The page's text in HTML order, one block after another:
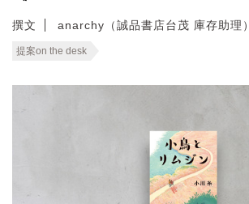
撰文 anarchy（誠品書店台茂 庫存助理）
提案on the desk